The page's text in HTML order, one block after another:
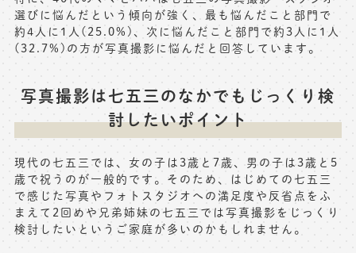
選びに悩んだという傾向が強く、最も悩んだこと部門で
約4人に1人(25.0%)、次に悩んだこと部門で約3人に1人
(32.7%)の方が写真撮影に悩んだと回答しています。
写真撮影は七五三のなかでもじっくり検
討したいポイント
現代の七五三では、女の子は3歳と7歳、男の子は3歳と5
歳で祝うのが一般的です。そのため、はじめての七五三
で感じた写真やフォトスタジオへの満足度や反省点をふ
まえて2回めや兄弟姉妹の七五三では写真撮影をじっくり
検討したいというご家庭が多いのかもしれません。